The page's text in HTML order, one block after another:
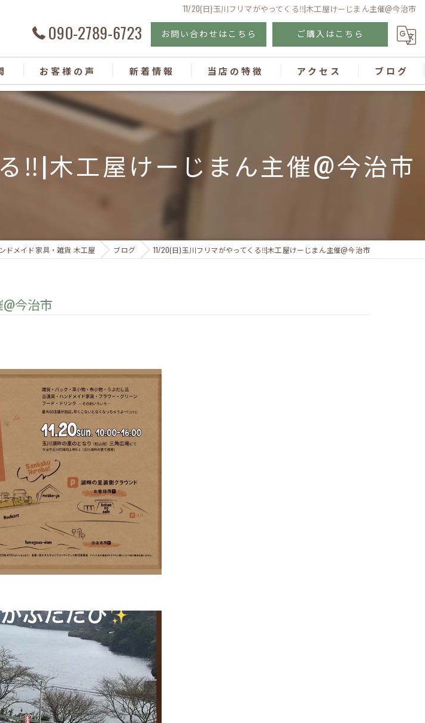
11/20(日)玉川フリマがやってくる‼︎|木工屋けーじまん主催@今治市
090-2789-6723 お問い合わせはこちら ご購入はこちら
お客様の声 新着情報 当店の特徴
テーブル
無垢材
アクセス ブログ
‼︎|木工屋けーじまん主催@今治市
ドメイド家具・雑貨 木工屋 ブログ 11/20(日)玉川フリマがやってくる‼︎|木工屋けーじまん主催@今治市
今治市